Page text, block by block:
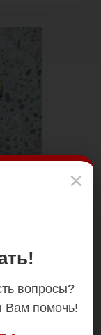
×
вопросы?
Вам помочь!